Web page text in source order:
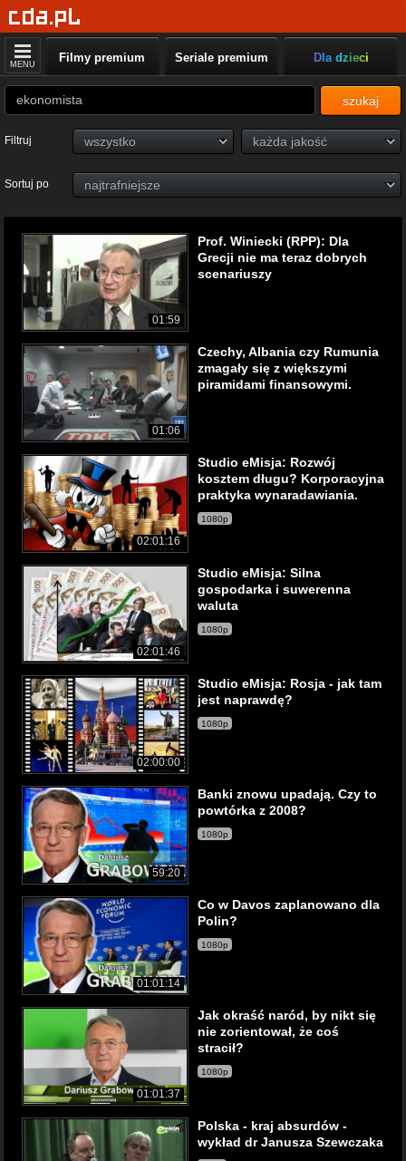
MENU Filmy premium Seriale premium Dla dzieci
szukaj
Filtruj
Sortuj po
01:59
Prof. Winiecki (RPP): Dla
Grecji nie ma teraz dobrych
scenariuszy
01:06
Czechy, Albania czy Rumunia
zmagały się z większymi
piramidami finansowymi.
02:01:16
Studio eMisja: Rozwój
kosztem długu? Korporacyjna
praktyka wynaradawiania.
1080p
02:01:46
Studio eMisja: Silna
gospodarka i suwerenna
waluta
1080p
02:00:00
Studio eMisja: Rosja - jak tam
jest naprawdę?
1080p
59:20
Banki znowu upadają. Czy to
powtórka z 2008?
1080p
01:01:14
Co w Davos zaplanowano dla
Polin?
1080p
01:01:37
Jak okraść naród, by nikt się
nie zorientował, że coś
stracił?
1080p
Polska - kraj absurdów -
wykład dr Janusza Szewczaka